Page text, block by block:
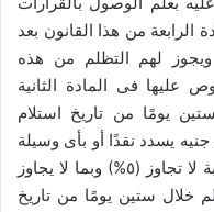
الرابعة من هذا القانون بعد
لهم التظلم من هذه
عليها فى المادة الثانية
يومًا من تاريخ استلام
يسدد نقدًا أو بأى وسيلة
دفع إلكترونى، ويجوز زيادته سنويًا بنسبة لا تجاوز (٥%) وبما لا يجاوز
خلال ستين يومًا من تاريخ